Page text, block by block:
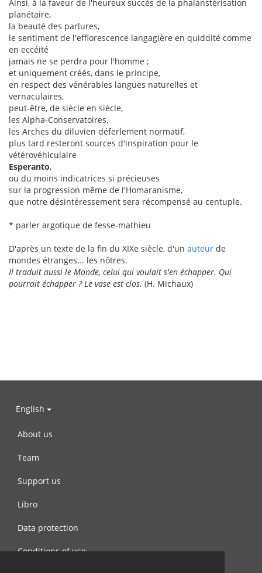
Ainsi, à la faveur de l'heureux succès de la phalanstérisation
planétaire,
la beauté des parlures,
le sentiment de l'efflorescence langagière en quiddité comme
en eccéité
jamais ne se perdra pour l'homme ;
et uniquement créés, dans le principe,
en respect des vénérables langues naturelles et
vernaculaires,
peut-être, de siècle en siècle,
les Alpha-Conservatoires,
les Arches du diluvien déferlement normatif,
plus tard resteront sources d'inspiration pour le
vétérovéhiculaire
Esperanto,
ou du moins indicatrices si précieuses
sur la progression même de l'Homaranisme,
que notre désintéressement sera récompensé au centuple.
* parler argotique de fesse-mathieu
D'après un texte de la fin du XIXe siècle, d'un auteur de
mondes étranges... les nôtres.
Il traduit aussi le Monde, celui qui voulait s'en échapper. Qui
pourrait échapper ? Le vase est clos. (H. Michaux)
English
About us
Team
Support us
Libro
Data protection
Conditions of use